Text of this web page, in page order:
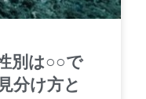
別は○○で
分け方と